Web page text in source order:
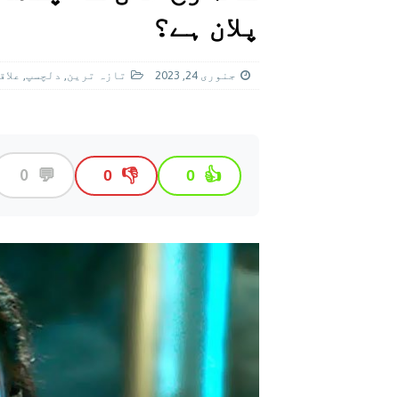
[ اگست 5, 2026 ] فیصل قریشی کا
پاکستانپلان ہے؟
جنوری 24, 2023 تازہ ترين, دلچسپ,
👍
0
👎
0
💬
0